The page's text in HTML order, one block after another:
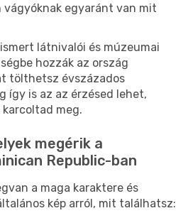
vágyóknak egyaránt van mit
látnivalói és múzeumai
hozzák az ország
tölthetsz évszázados
így is az az érzésed lehet,
meg.
megérik a
Republic-ban
a maga karaktere és
kép arról, mit találhatsz: